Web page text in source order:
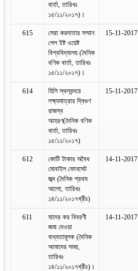
বার্তা, তারিখঃ
১৫/১১/২০১৭)।
615
সেরা করদাতার সম্মান
পেল ইষ্ট ওয়েষ্ট
বিশ্ববিদ্যালয় (দৈনিক
বণিক বার্তা, তারিখঃ
১৫/১১/২০১৭)।
15-11-2017
614
হিলি স্থলবন্দরে
লক্ষ্যমাত্রার দ্বিগুণ
রাজস্ব
আহরণ(দৈনিক বণিক
বার্তা, তারিখঃ
১৫/১১/২০১৭)
15-11-2017
612
কোটি টাকার অবৈধ
মোবাইল ফোনসেট
জব্দ (দৈনিক প্রথম
আলো, তারিখঃ
১৪/১১/২০১৭খ্রীঃ)
14-11-2017
611
যাদের কর বিবরণী
জমা দেওয়া
বাধ্যতামূলক (দৈনিক
আমাদের সময়,
তারিখঃ
১৪/১১/২০১৭খ্রীঃ)।
14-11-2017